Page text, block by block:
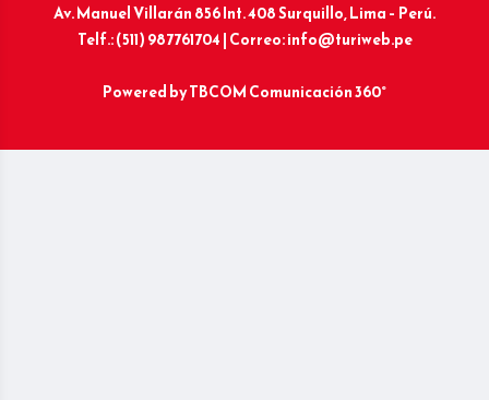
Av. Manuel Villarán 856 Int. 408 Surquillo, Lima – Perú.
Telf.: (511) 987761704 | Correo: info@turiweb.pe
Powered byTBCOM Comunicación 360°